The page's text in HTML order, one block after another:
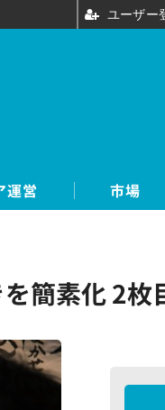
運営 市場
簡素化 2枚
ユーザー